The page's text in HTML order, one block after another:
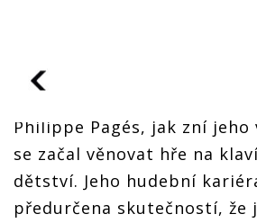
Philippe Pagés, jak zní
se začal věnovat hře na
dětství. Jeho hudební
předurčena skutečností, že